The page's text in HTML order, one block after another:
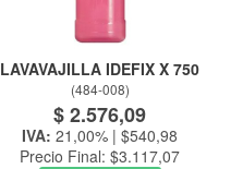
LAVAVAJILLA IDEFIX X 750
(484-008)
$ 2.576,09
IVA: 21,00% | $540,98
Precio Final: $3.117,07